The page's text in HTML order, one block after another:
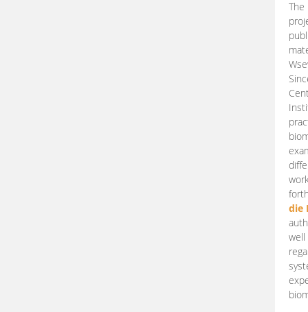
die
well